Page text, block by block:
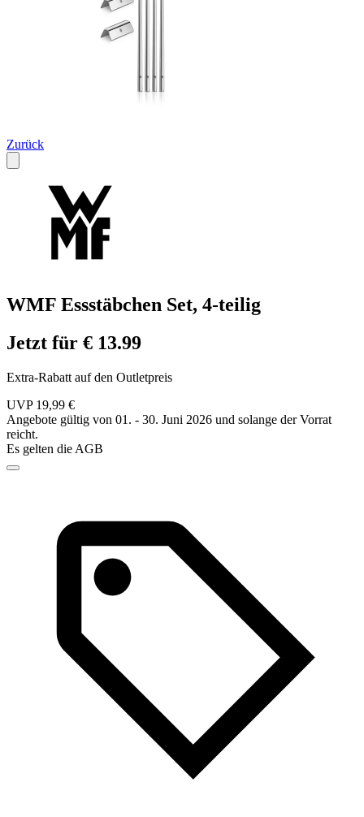
Zurück
WMF Essstäbchen Set, 4-teilig
Jetzt für € 13.99
Extra-Rabatt auf den Outletpreis
UVP 19,99 €
Angebote gültig von 01. - 30. Juni 2026 und solange der Vorrat
reicht.
Es gelten die AGB